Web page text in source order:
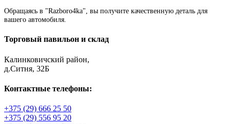
Обращаясь в "Razboro4ka", вы получите качественную деталь для
вашего автомобиля.
Торговый павильон и склад
Калинковичский район,
д.Ситня, 32Б
Контактные телефоны:
+375 (29) 666 25 50
+375 (29) 556 95 20